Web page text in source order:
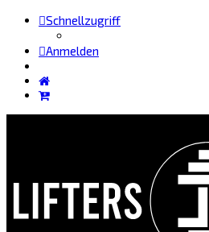
Schnellzugriff
Anmelden